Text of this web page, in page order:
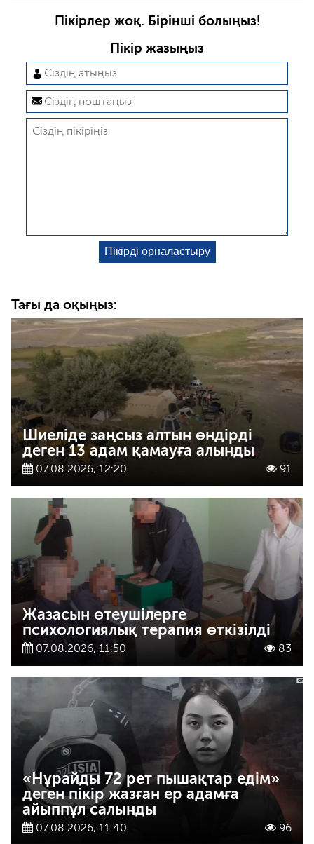
Пікірлер жоқ. Бірінші болыңыз!
Пікір жазыңыз
Тағы да оқыңыз:
Шиеліде заңсыз алтын өндірді
деген 13 адам қамауға алынды
07.08.2026, 12:20 91
Жазасын өтеушілерге
психологиялық терапия өткізілді
07.08.2026, 11:50 83
«Нұрайды 72 рет пышақтар едім»
деген пікір жазған ер адамға
айыппұл салынды
07.08.2026, 11:40 96